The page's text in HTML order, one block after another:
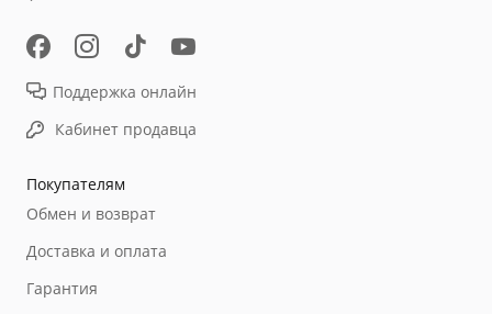
Покупателям
Обмен и возврат
Доставка и оплата
Гарантия
Поддержка онлайн
Кабинет продавца